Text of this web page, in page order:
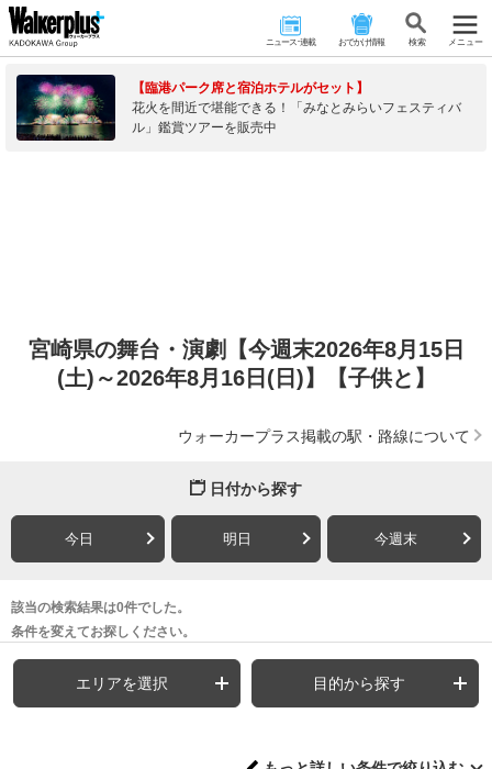
ニュース･連載 おでかけ情報 検 索 メニュー
【臨港パーク席と宿泊ホテルがセット】
花火を間近で堪能できる！「みなとみらいフェスティバ
ル」鑑賞ツアーを販売中
宮崎県の舞台・演劇【今週末2026年8月15日
(土)～2026年8月16日(日)】【子供と】
ウォーカープラス掲載の駅・路線について
日付から探す
今日 明日 今週末
該当の検索結果は0件でした。
条件を変えてお探しください。
エリアを選択 目的から探す